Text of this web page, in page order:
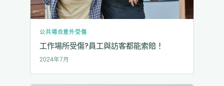
公共場合意外受傷
工作場所受傷?員工與訪客都能索賠！
2024年7月